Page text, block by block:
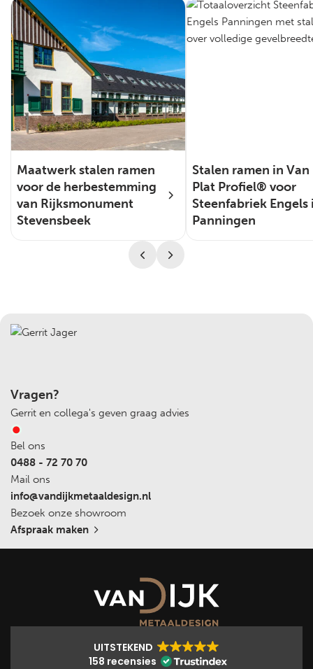
Maatwerk stalen ramen
voor de herbestemming
van Rijksmonument
Stevensbeek
Stalen ramen in Van
Plat Profiel® voor
Steenfabriek Engels
Panningen
Vragen?
Gerrit en collega's geven graag advies
Bel ons
0488 - 72 70 70
Mail ons
info@vandijkmetaaldesign.nl
Bezoek onze showroom
Afspraak maken
UITSTEKEND
158 recensies